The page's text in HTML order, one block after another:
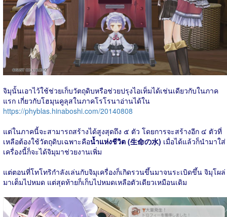
จิมุนั้นเอาไว้ใช้ช่วยเก็บวัตถุดิบหรือช่วยปรุงไอเท็มได้เช่นเดียวกับในภาค
แรก เกี่ยวกับโฮมุนคูลุสในภาคโรโรนาอ่านได้ใน
https://phyblas.hinaboshi.com/20140808
แต่ในภาคนี้จะสามารถสร้างได้สูงสุดถึง ๕ ตัว โดยการจะสร้างอีก ๔ ตัวที่
เหลือต้องใช้วัตถุดิบเฉพาะคือน้ำแห่งชีวิต (生命の水) เมื่อได้แล้วก็นำมาใส่
เครื่องนี้ก็จะได้จิมุมาช่วยงานเพิ่ม
แต่ตอนที่โทโทริกำลังเล่นกับจิมุเครื่องก็เกิดรวนขึ้นมาจนระเบิดขึ้น จิมุโผล่
มาเต็มไปหมด แต่สุดท้ายก็เก็บไปหมดเหลือตัวเดียวเหมือนเดิม